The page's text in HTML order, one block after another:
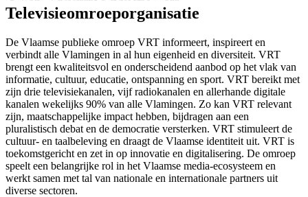
Televisieomroeporganisatie
De Vlaamse publieke omroep VRT informeert, inspireert en
verbindt alle Vlamingen in al hun eigenheid en diversiteit. VRT
brengt een kwaliteitsvol en onderscheidend aanbod op het vlak van
informatie, cultuur, educatie, ontspanning en sport. VRT bereikt met
zijn drie televisiekanalen, vijf radiokanalen en allerhande digitale
kanalen wekelijks 90% van alle Vlamingen. Zo kan VRT relevant
zijn, maatschappelijke impact hebben, bijdragen aan een
pluralistisch debat en de democratie versterken. VRT stimuleert de
cultuur- en taalbeleving en draagt de Vlaamse identiteit uit. VRT is
toekomstgericht en zet in op innovatie en digitalisering. De omroep
speelt een belangrijke rol in het Vlaamse media-ecosysteem en
werkt samen met tal van nationale en internationale partners uit
diverse sectoren.